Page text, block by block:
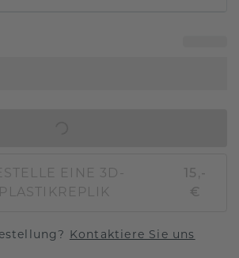
EINE 3D-
PLASTIKREPLIK
15,-
€
Kontaktiere Sie uns